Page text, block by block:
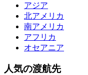
アジア
北アメリカ
南アメリカ
アフリカ
オセアニア
人気の渡航先